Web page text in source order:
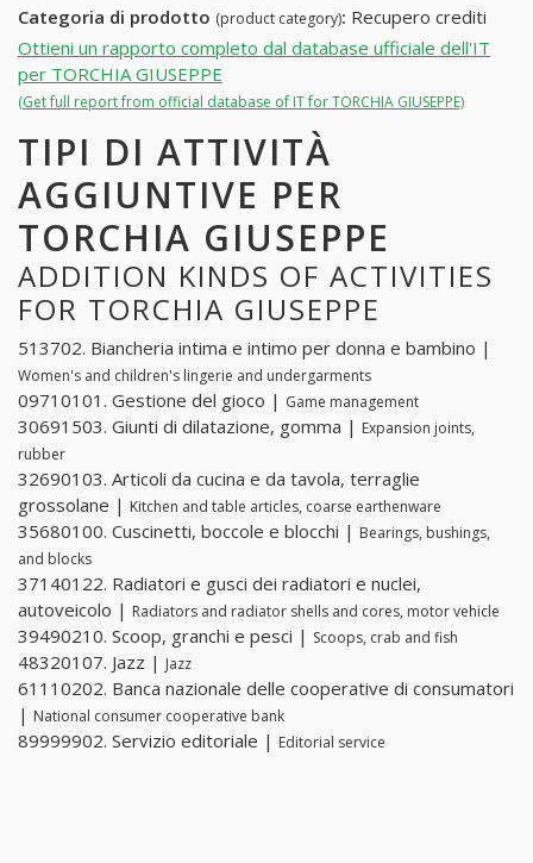
Categoria di prodotto (product category): Recupero crediti
Ottieni un rapporto completo dal database ufficiale dell'IT
per TORCHIA GIUSEPPE
(Get full report from official database of IT for TORCHIA GIUSEPPE)
TIPI DI ATTIVITÀ
AGGIUNTIVE PER
TORCHIA GIUSEPPE
ADDITION KINDS OF ACTIVITIES
FOR TORCHIA GIUSEPPE
513702. Biancheria intima e intimo per donna e bambino |
Women's and children's lingerie and undergarments
09710101. Gestione del gioco | Game management
30691503. Giunti di dilatazione, gomma | Expansion joints,
rubber
32690103. Articoli da cucina e da tavola, terraglie
grossolane | Kitchen and table articles, coarse earthenware
35680100. Cuscinetti, boccole e blocchi | Bearings, bushings,
and blocks
37140122. Radiatori e gusci dei radiatori e nuclei,
autoveicolo | Radiators and radiator shells and cores, motor vehicle
39490210. Scoop, granchi e pesci | Scoops, crab and fish
48320107. Jazz | Jazz
61110202. Banca nazionale delle cooperative di consumatori
| National consumer cooperative bank
89999902. Servizio editoriale | Editorial service